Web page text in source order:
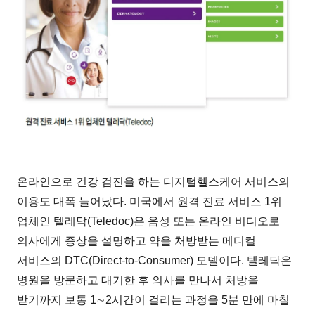
온라인으로 건강 검진을 하는 디지털헬스케어 서비스의
이용도 대폭 늘어났다. 미국에서 원격 진료 서비스 1위
업체인 텔레닥(Teledoc)은 음성 또는 온라인 비디오로
의사에게 증상을 설명하고 약을 처방받는 메디컬
서비스의 DTC(Direct-to-Consumer) 모델이다. 텔레닥은
병원을 방문하고 대기한 후 의사를 만나서 처방을
받기까지 보통 1∼2시간이 걸리는 과정을 5분 만에 마칠